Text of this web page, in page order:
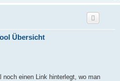
Übersicht
noch einen Link hinterlegt, wo man